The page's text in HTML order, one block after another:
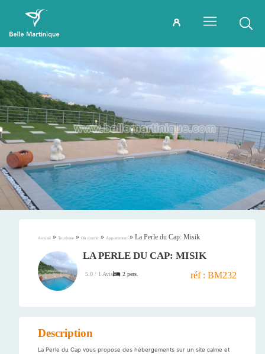
Accueil » Tourisme » Où dormir » Appartement » La Perle du Cap: Misik
LA PERLE DU CAP: MISIK
5.0 / 1 Avis 2 pers. réf : BM232
Description
La Perle du Cap vous propose des hébergements sur un site calme et